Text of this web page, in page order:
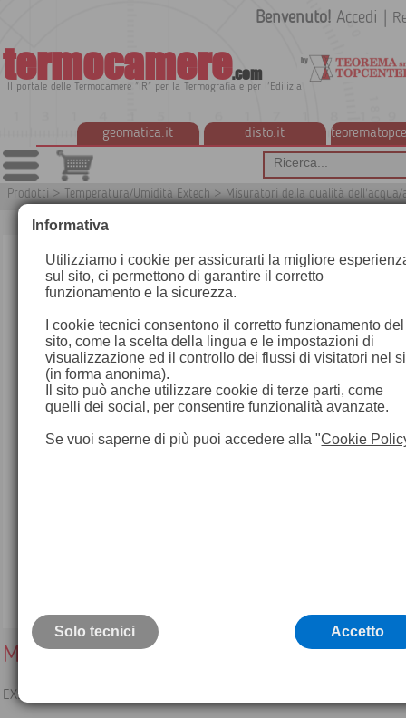
termocamere.com
Il portale delle Termocamere "IR" per la Termografia e per l'Edilizia
geomatica.it disto.it
Benvenuto! Accedi
Prodotti > Temperatura/Umidità Extech > Misuratori della qualità dell'acqua/
Misuratore di conduttività EC500
EXSTIK IL MISURATORE DI CONDUTTIVITA' EXTECH
Informativa
Utilizziamo i cookie per assicurarti la migliore
sul sito, ci permettono di garantire il corretto
funzionamento e la sicurezza.
I cookie tecnici consentono il corretto funzionamento del
sito, come la scelta della lingua e le impostazioni di
visualizzazione ed il controllo dei flussi di visitatori nel
(in forma anonima).
Il sito può anche utilizzare cookie di terze parti, come
quelli dei social, per consentire funzionalità avanzate.
Se vuoi saperne di più puoi accedere alla "Cookie
Solo tecnici Accetto